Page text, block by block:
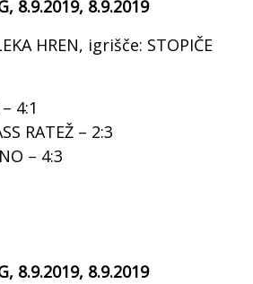
8.9.2019, 8.9.2019
HREN, igrišče: STOPIČE
4:1
RATEŽ – 2:3
– 4:3
8.9.2019, 8.9.2019